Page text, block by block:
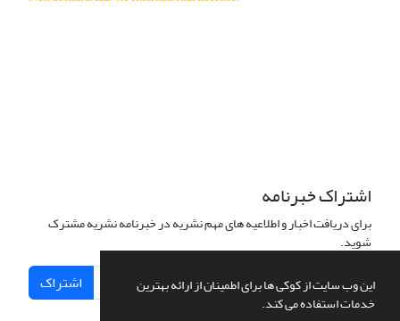
این وب سایت از کوکی ها برای اطمینان از ارائه بهترین
خدمات استفاده می کند.
اشتراک خبرنامه
برای دریافت اخبار و اطلاعیه های مهم نشریه در خبرنامه نشریه مشترک
شوید.
اشتراک